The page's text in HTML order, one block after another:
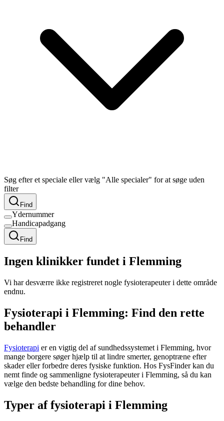
Søg efter et speciale eller vælg "Alle specialer" for at søge uden
filter
Find
Ydernummer
Handicapadgang
Find
Ingen klinikker fundet i Flemming
Vi har desværre ikke registreret nogle fysioterapeuter i dette område
endnu.
Fysioterapi i Flemming: Find den rette
behandler
Fysioterapi er en vigtig del af sundhedssystemet i Flemming, hvor
mange borgere søger hjælp til at lindre smerter, genoptræne efter
skader eller forbedre deres fysiske funktion. Hos FysFinder kan du
nemt finde og sammenligne fysioterapeuter i Flemming, så du kan
vælge den bedste behandling for dine behov.
Typer af fysioterapi i Flemming